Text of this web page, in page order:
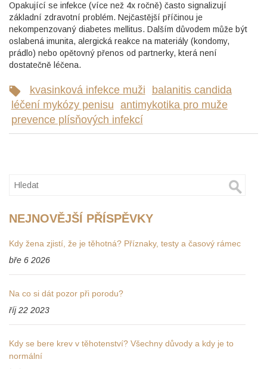
Opakující se infekce (více než 4x ročně) často signalizují
základní zdravotní problém. Nejčastější příčinou je
nekompenzovaný diabetes mellitus. Dalším důvodem může být
oslabená imunita, alergická reakce na materiály (kondomy,
prádlo) nebo opětovný přenos od partnerky, která není
dostatečně léčena.
kvasinková infekce muži
balanitis candida
léčení mykózy penisu antimykotika pro muže
prevence plísňových infekcí
NEJNOVĚJŠÍ PŘÍSPĚVKY
Kdy žena zjistí, že je těhotná? Příznaky, testy a časový rámec
bře 6 2026
Na co si dát pozor při porodu?
říj 22 2023
Kdy se bere krev v těhotenství? Všechny důvody a kdy je to
normální